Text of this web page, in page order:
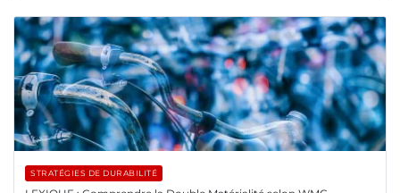
STRATÉGIES DE DURABILITÉ